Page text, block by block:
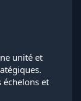
unité et
échelons et